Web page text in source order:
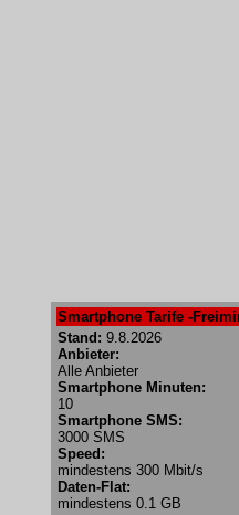
Smartphone Tarife -
Stand: 9.8.2026
Anbieter:
Alle Anbieter
Smartphone Minuten:
10
Smartphone SMS:
3000 SMS
Speed:
mindestens 300 Mbit/s
Daten-Flat:
mindestens 0.1 GB